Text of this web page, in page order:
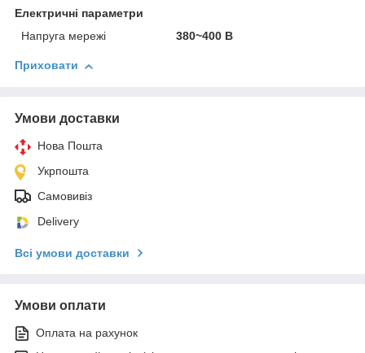
Електричні параметри
Напруга мережі
380~400 В
Приховати
Умови доставки
Нова Пошта
Укрпошта
Самовивіз
Delivery
Всі умови доставки
Умови оплати
Оплата на рахунок